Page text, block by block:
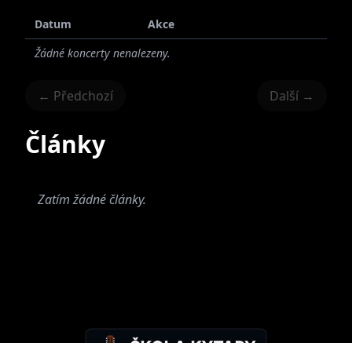
Datum
Akce
Žádné koncerty nenalezeny.
← Předchozí Další →
Články
Zatím žádné články.